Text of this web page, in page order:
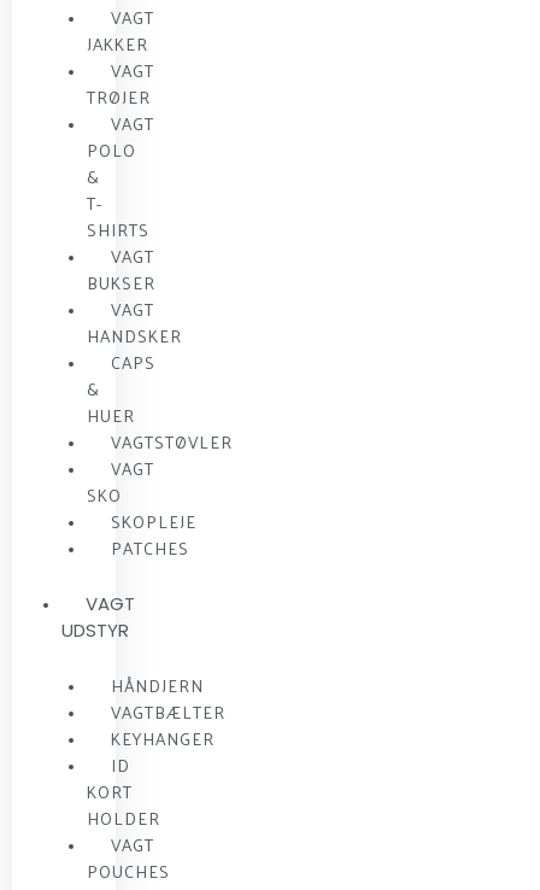
VAGT
JAKKER
VAGT
TRØJER
VAGT
POLO
&
T-
SHIRTS
VAGT
BUKSER
VAGT
HANDSKER
CAPS
&
HUER
VAGTSTØVLER
VAGT
SKO
SKOPLEJE
PATCHES
VAGT
UDSTYR
HÅNDJERN
VAGTBÆLTER
KEYHANGER
ID
KORT
HOLDER
VAGT
POUCHES